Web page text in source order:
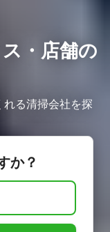
・店舗の
る清掃会社を探
か？